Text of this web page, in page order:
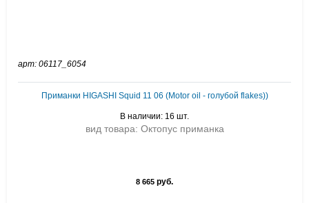
арт: 06117_6054
Приманки HIGASHI Squid 11 06 (Motor oil - голубой flakes))
В наличии: 16 шт.
вид товара: Октопус приманка
8 665 руб.